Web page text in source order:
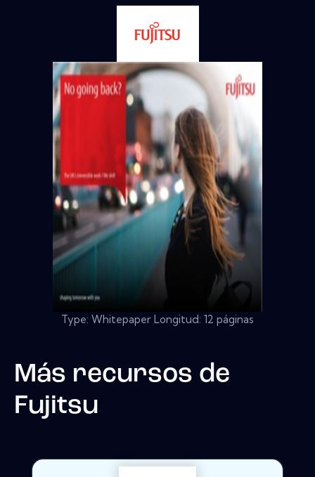
Type: Whitepaper Longitud: 12 páginas
Más recursos de
Fujitsu